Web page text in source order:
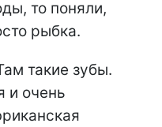
то поняли,
рыбка.
такие зубы.
и очень